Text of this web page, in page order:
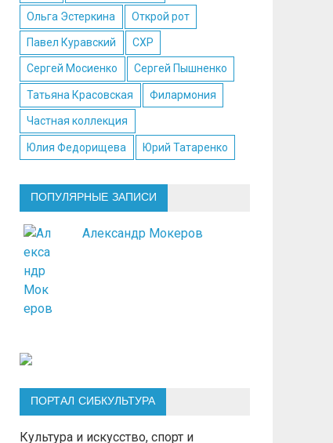
Ольга Эстеркина Открой рот
Павел Куравский СХР
Сергей Мосиенко Сергей Пышненко
Татьяна Красовская Филармония
Частная коллекция
Юлия Федорищева Юрий Татаренко
ПОПУЛЯРНЫЕ ЗАПИСИ
Александр Мокеров
ПОРТАЛ СИБКУЛЬТУРА
Культура и искусство, спорт и